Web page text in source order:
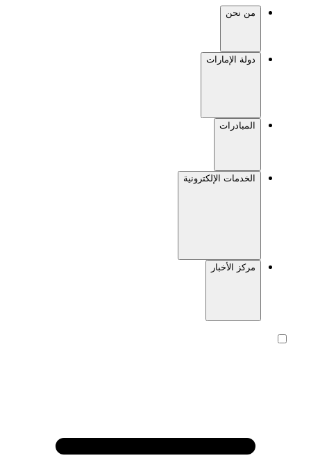
من نحن
دولة الإمارات
المبادرات
الخدمات الإلكترونية
مركز الأخبار